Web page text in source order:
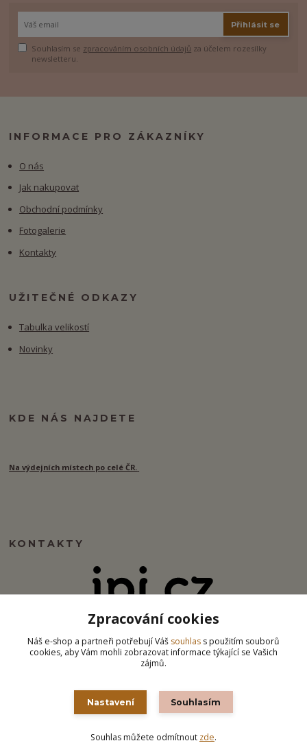
Přihlásit se
Souhlasím se zpracováním osobních údajů za účelem rozesílky
newsletteru.
INFORMACE PRO ZÁKAZNÍKY
O nás
Jak nakupovat
Obchodní podmínky
Fotogalerie
Kontakty
UŽITEČNÉ ODKAZY
Tabulka velikostí
Novinky
KDE NÁS NAJDETE
Na výdejních místech po celé ČR.
KONTAKTY
info@ipj.cz
Vytvořeno na Eshop-rychle.cz
Zpracování cookies
Náš e-shop a partneři potřebují Váš souhlas s použitím souborů
cookies, aby Vám mohli zobrazovat informace týkající se Vašich
zájmů.
Nastavení Souhlasím
Souhlas můžete odmítnout zde.